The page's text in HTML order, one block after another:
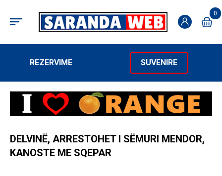
0
REZERVIME SUVENIRE
DELVINË, ARRESTOHET I SËMURI MENDOR,
KANOSTE ME SQEPAR